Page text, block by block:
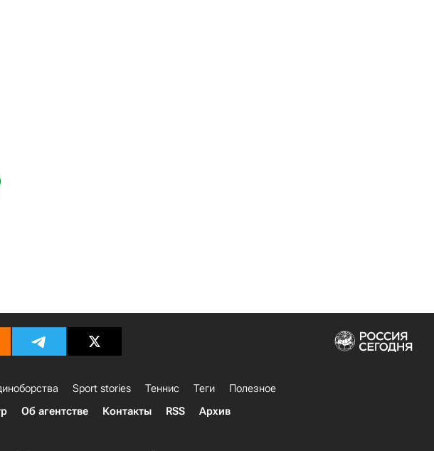
Sport stories Теннис Теги
Полезное
Об агентстве Контакты RSS Архив